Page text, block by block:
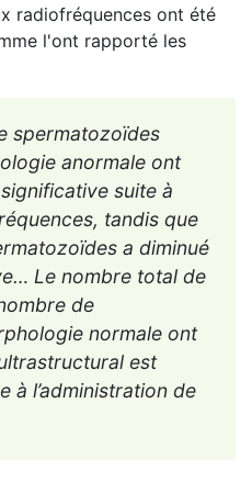
radiofréquences ont été
l'ont rapporté les
spermatozoïdes
anormale ont
suite à
tandis que
a diminué
Le nombre total de
de
normale ont
est
à l’administration de